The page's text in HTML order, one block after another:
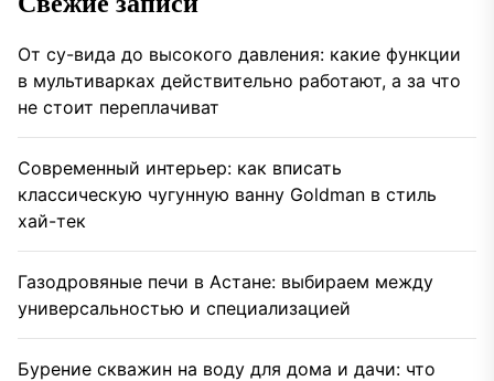
От су-вида до высокого давления: какие функции
в мультиварках действительно работают, а за что
не стоит переплачиват
Современный интерьер: как вписать
классическую чугунную ванну Goldman в стиль
хай-тек
Газодровяные печи в Астане: выбираем между
универсальностью и специализацией
Бурение скважин на воду для дома и дачи: что